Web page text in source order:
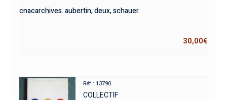
cnacarchives. aubertin, deux, schauer.
30,00€
Réf : 13790
COLLECTIF